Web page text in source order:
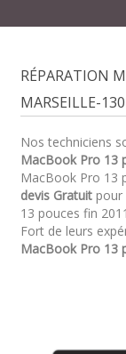
RÉPARATION
MARSEILLE-
Nos techniciens
MacBook Pro 13
MacBook Pro 13
devis Gratuitpour
13 pouces fin
Fort de leurs
MacBook Pro 13